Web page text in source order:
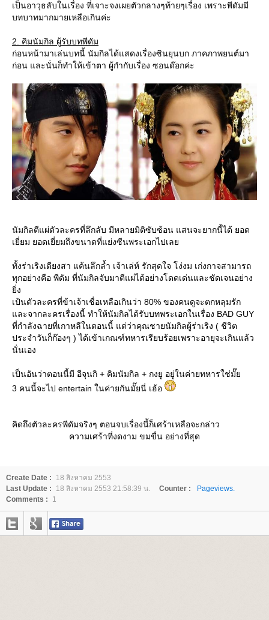
เป็นอาวุธลับในเรื่อง ที่เจาะจงเผยตัวกลางๆท้ายๆเรื่อง เพราะพีดัมมี
บทบาทมากมายเหลือเกินค่ะ
2. คิมนัมกิล ผู้รับบทพีดัม
ก่อนหน้ามาเล่นบทนี้ นัมกิลได้แสดงเรื่องซินยุนบก ภาคภาพยนต์มา
ก่อน และนั่นก็ทำให้เข้าตา ผู้กำกับเรื่อง ซอนด๊อกค่ะ
นัมกิลตีแผ่ตัวละครที่ลึกลับ มีหลายมิติซับซ้อน แสนจะยากนี้ได้ ยอด
เยี่ยม ยอดเยี่ยมถึงขนาดที่แย่งซีนพระเอกไปเล
ทั้งร่าเริงเดียงสา แค้นลึกล้ำ เจ้าเล่ห์ รักสุดใจ โง่งม เก่งกาจสามารถ
ทุกอย่างคือ พีดัม ที่นัมกิลจับมาตีแผ่ได้อย่างโดดเด่นและชัดเจนอย่าง
ิ่ง
เป้นตัวละครที่ข้าเจ้าเชื่อเหลือเกินว่า 80% ของคนดูจะตกหลุมรัก
ละจากละครเรื่องนี้ ทำให้นัมกิลได้รับบทพระเอกในเรื่อง BAD GUY
ที่กำลังฉายที่เกาหลีในตอนนี้ แต่ว่าคุณชายนัมกิลผู้ร่าเริง ( ชีวิต
ประจำวันก็ก๊องๆ ) ได้เข้าเกณฑ์ทหารเรียบร้อยเพราะอายุจะเกินแล้ว
นั่นเอง
เป็นอันว่าตอนนี้มี อีจุนกิ + คิมนัมกิล + กงยู อยู่ในค่ายทหารใช่มั๊
3 คนนี้จะไป entertain ในค่ายกันมั๊ยนี่ เฮ้อ
คิดถึงตัวละครพีดัมจริงๆ ตอนจบเรื่องนี้ก็เศร้าเหลือจะกล่าว
ความเศร้าที่งดงาม ขมขื่น อย่างที่สุด
Create Date :
18 สิงหาคม 2553
Last Update :
18 สิงหาคม 2553 21:58:39 น. Counter :
Pageviews.
Comments :
1